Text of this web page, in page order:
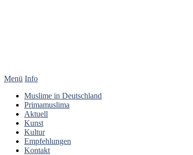
Menü Info
Muslime in Deutschland
Primamuslima
Aktuell
Kunst
Kultur
Empfehlungen
Kontakt